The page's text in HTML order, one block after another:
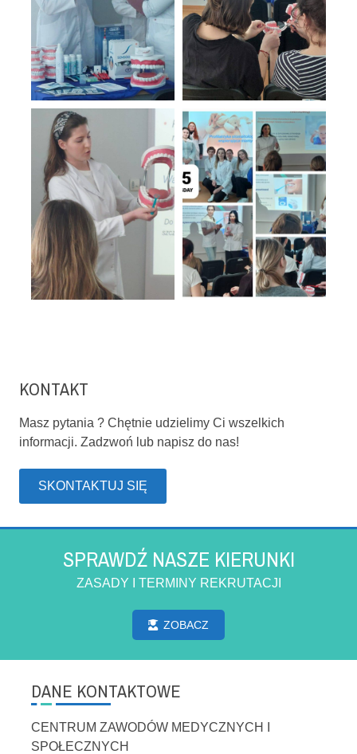
KONTAKT
Masz pytania ? Chętnie udzielimy Ci wszelkich
informacji. Zadzwoń lub napisz do nas!
SKONTAKTUJ SIĘ
SPRAWDŹ NASZE KIERUNKI
ZASADY I TERMINY REKRUTACJI
ZOBACZ
DANE KONTAKTOWE
CENTRUM ZAWODÓW MEDYCZNYCH I
SPOŁECZNYCH